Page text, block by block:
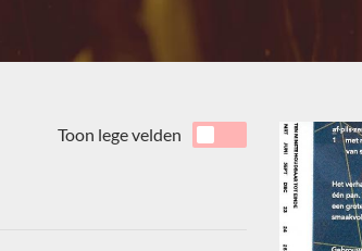
Toon lege velden